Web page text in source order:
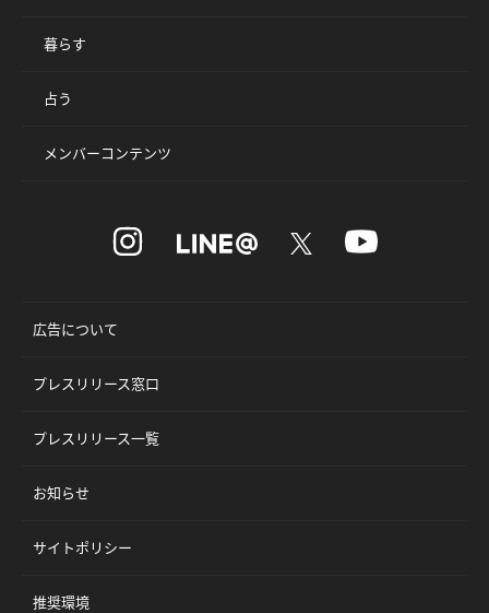
暮らす
占う
メンバーコンテンツ
広告について
プレスリリース窓口
プレスリリース一覧
お知らせ
サイトポリシー
推奨環境